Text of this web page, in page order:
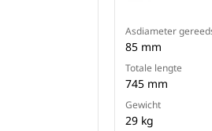
Asdiameter
85 mm
Totale lengte
745 mm
Gewicht
29 kg